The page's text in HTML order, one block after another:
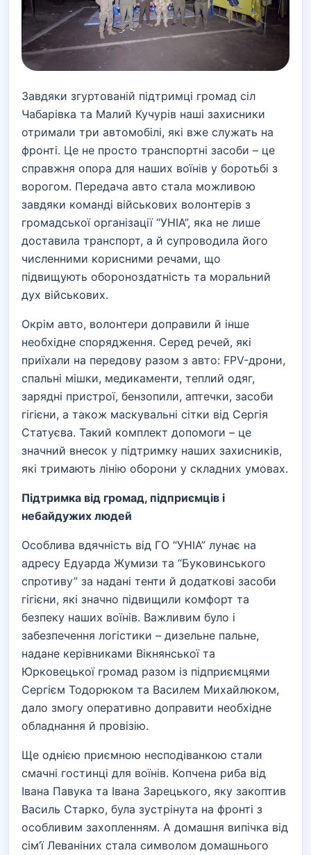
Завдяки згуртованій підтримці громад сіл
Чабарівка та Малий Кучурів наші захисники
отримали три автомобілі, які вже служать на
фронті. Це не просто транспортні засоби – це
справжня опора для наших воїнів у боротьбі з
ворогом. Передача авто стала можливою
завдяки команді військових волонтерів з
громадської організації “УНІА”, яка не лише
доставила транспорт, а й супроводила його
численними корисними речами, що
підвищують обороноздатність та моральний
дух військових.
Окрім авто, волонтери доправили й інше
необхідне спорядження. Серед речей, які
приїхали на передову разом з авто: FPV-дрони,
спальні мішки, медикаменти, теплий одяг,
зарядні пристрої, бензопили, аптечки, засоби
гігієни, а також маскувальні сітки від Сергія
Статуєва. Такий комплект допомоги – це
значний внесок у підтримку наших захисників,
які тримають лінію оборони у складних умовах.
Підтримка від громад, підприємців і
небайдужих людей
Особлива вдячність від ГО “УНІА” лунає на
адресу Едуарда Жумизи та “Буковинського
спротиву” за надані тенти й додаткові засоби
гігієни, які значно підвищили комфорт та
безпеку наших воїнів. Важливим було і
забезпечення логістики – дизельне пальне,
надане керівниками Вікнянської та
Юрковецької громад разом із підприємцями
Сергієм Тодорюком та Василем Михайлюком,
дало змогу оперативно доправити необхідне
обладнання й провізію.
Ще однією приємною несподіванкою стали
смачні гостинці для воїнів. Копчена риба від
Івана Павука та Івана Зарецького, яку закоптив
Василь Старко, була зустрінута на фронті з
особливим захопленням. А домашня випічка від
сім’ї Леваніних стала символом домашнього